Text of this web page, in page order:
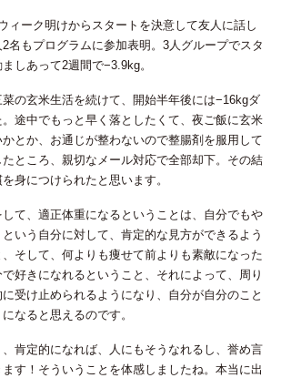
ィーク明けからスタートを決意して友人に話し
名もプログラムに参加表明。3人グループでスタ
しあって2週間で−3.9kg。
の玄米生活を続けて、開始半年後には−16kgダ
途中でもっと早く落としたくて、夜ご飯に玄米
とか、お通じが整わないので整腸剤を服用して
ところ、親切なメール対応で全部却下。その結
身につけられたと思います。
て、適正体重になるということは、自分でもや
いう自分に対して、肯定的な見方ができるよう
そして、何よりも痩せて前よりも素敵になった
好きになれるということ、それによって、周り
受け止められるようになり、自分が自分のこと
なると思えるのです。
肯定的になれば、人にもそうなれるし、誉め言
す！そういうことを体感しましたね。本当に出